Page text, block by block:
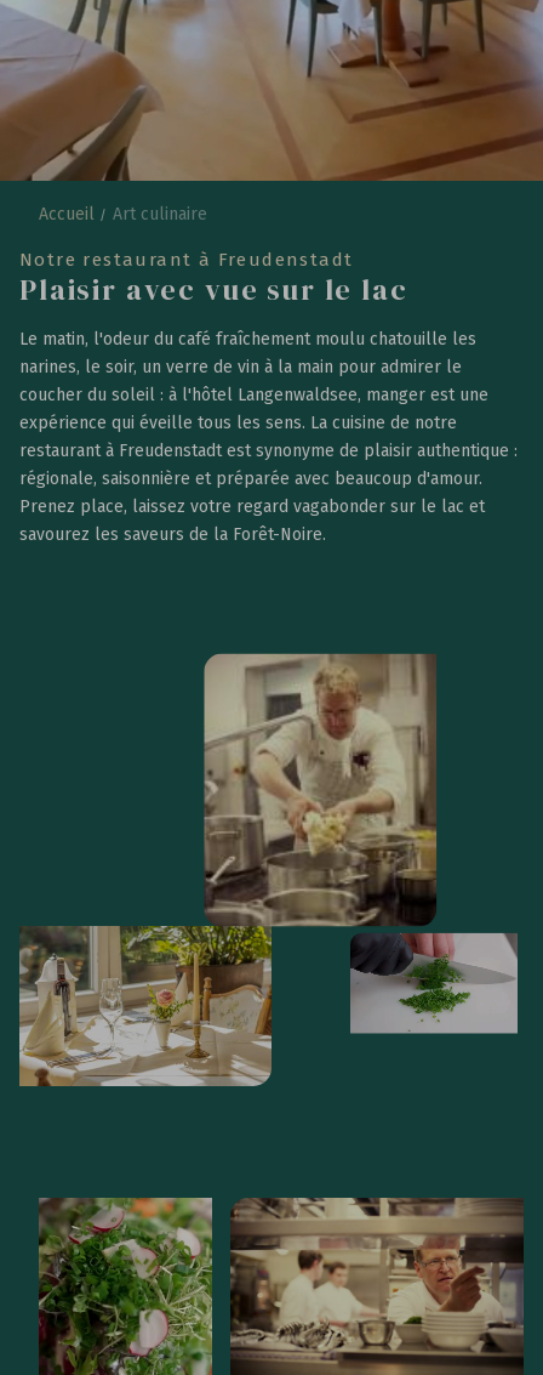
énéreux.
Authentique.
Accueil Art culinaire
Notre restaurant à Freudenstadt
Plaisir avec vue sur le lac
Le matin, l'odeur du café fraîchement moulu chatouille les
narines, le soir, un verre de vin à la main pour admirer le
coucher du soleil : à l'hôtel Langenwaldsee, manger est une
expérience qui éveille tous les sens. La cuisine de notre
restaurant à Freudenstadt est synonyme de plaisir authentique :
régionale, saisonnière et préparée avec beaucoup d'amour.
Prenez place, laissez votre regard vagabonder sur le lac et
savourez les saveurs de la Forêt-Noire.